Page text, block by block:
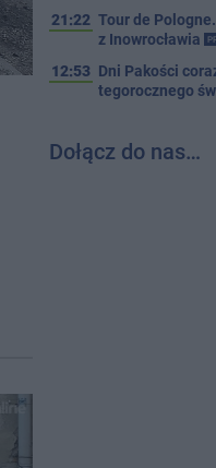
21:22 Tour de
z Inowrocławia
12:53 Dni Pakości
tegorocznego
Dołącz do nas…